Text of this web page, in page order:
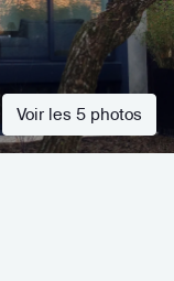
Voir les 5 photos